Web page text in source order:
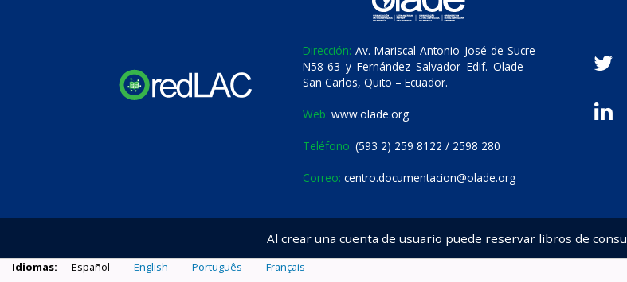
Dirección: Av. Mariscal Antonio José de Sucre
N58-63 y Fernández Salvador Edif. Olade –
San Carlos, Quito – Ecuador.
Web: www.olade.org
Teléfono: (593 2) 259 8122 / 2598 280
Correo: centro.documentacion@olade.org
Al crear una cuenta de usuario puede reservar libros de
Idiomas: Español English Português Français